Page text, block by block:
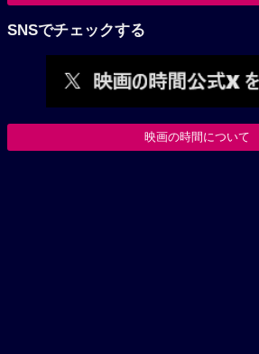
SNSでチェックする
映画の時間について